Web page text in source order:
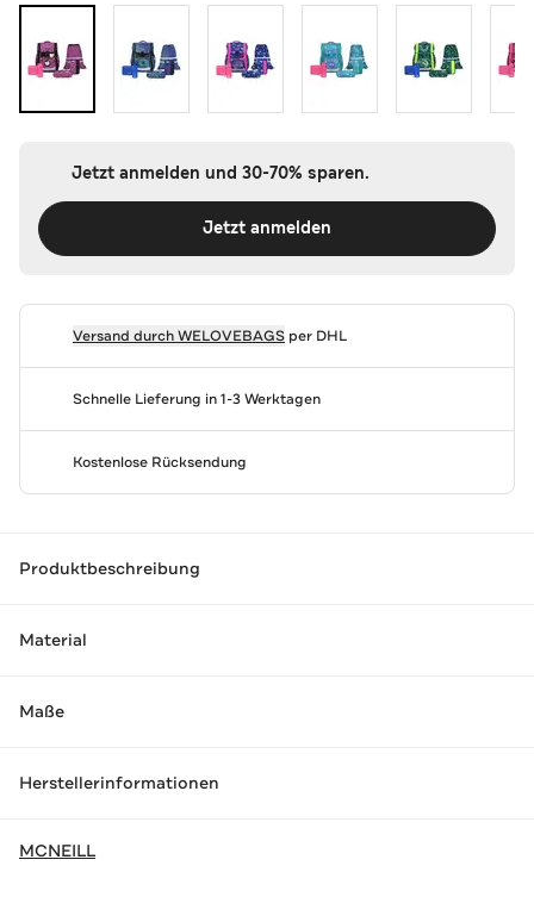
Jetzt anmelden und 30-70% sparen.
Jetzt anmelden
Versand durchWELOVEBAGSper DHL
Schnelle Lieferung in 1-3 Werktagen
Kostenlose Rücksendung
Produktbeschreibung
Material
Maße
Herstellerinformationen
MCNEILL